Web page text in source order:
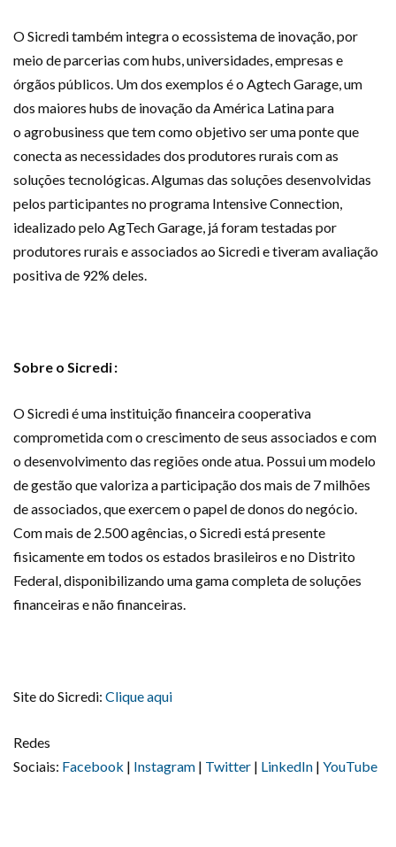
OSicreditambém integra oecossistema de inovação, por
meio de parcerias com hubs, universidades, empresas e
órgãos públicos. Um dos exemplos éoAgtechGarage, um
dos maiores hubs de inovação da América Latina para
oagrobusiness que tem comoobjetivo ser uma ponte que
conecta as necessidades dos produtores rurais com as
soluções tecnológicas. Algumas das soluções desenvolvidas
pelos participantes no programa IntensiveConnection,
idealizado peloAgTechGarage, já foram testadas por
produtores rurais e associados ao Sicredie tiveram avaliação
positiva de 92% deles.
Sobre o Sicredi:
O Sicredi é uma instituição financeira cooperativa
comprometida com o crescimento de seus associados e com
o desenvolvimento das regiões onde atua. Possui um modelo
de gestão que valoriza a participação dos mais de 7 milhões
de associados, que exercem o papel de donos do negócio.
Com mais de 2.500 agências, o Sicredi está presente
fisicamente em todos os estados brasileiros e no Distrito
Federal, disponibilizando uma gama completa de soluções
financeiras e não financeiras.
Site do Sicredi: Clique aqui
Redes
Sociais: Facebook | Instagram | Twitter | LinkedIn | YouTube